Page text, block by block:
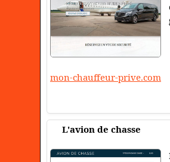
mon-chauffeur-prive.com
L'avion de chasse